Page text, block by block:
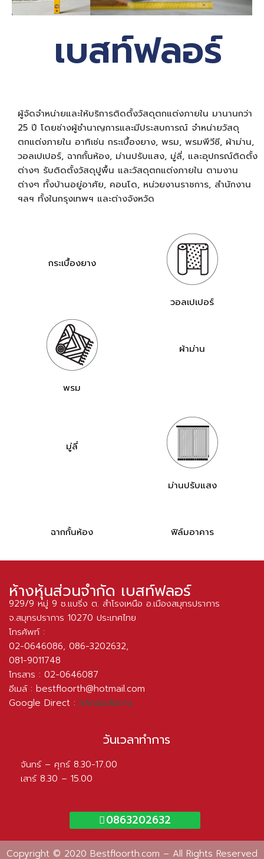
เบสท์ฟลอร์
ผู้จัดจำหน่ายและให้บริการติดตั้งวัสดุตกแต่งภายใน มานานกว่า
25 ปี โดยช่างผู้ชำนาญการและมีประสบการณ์ จำหน่ายวัสดุ
ตกแต่งภายใน อาทิเช่น กระเบื้องยาง, พรม, พรมพีวีซี, ผ้าม่าน,
วอลเปเปอร์, ฉากกั้นห้อง, ม่านปรับแสง, มู่ลี่, และอุปกรณ์ติดตั้ง
ต่างๆ รับติดตั้งวัสดุปูพื้น และวัสดุตกแต่งภายใน ตามงาน
ต่างๆ ทั้งบ้านอยู่อาศัย, คอนโด, หน่วยงานราชการ, สำนักงาน
ฯลฯ ทั้งในกรุงเทพฯ และต่างจังหวัด
กระเบื้องยาง
วอลเปเปอร์
พรม
ผ้าม่าน
มู่ลี่
ม่านปรับแสง
ฉากกั้นห้อง ฟิล์มอาคาร
ห้างหุ้นส่วนจำกัด เบสท์ฟลอร์
929/9 หมู่ 9 ซ.แบริ่ง ต. สำโรงเหนือ อ.เมืองสมุทรปราการ
จ.สมุทรปราการ 10270 ประเทศไทย
โทรศัพท์ :
02-0646086, 086-3202632,
081-9011748
โทรสาร : 02-0646087
อีเมล์ : bestfloorth@hotmail.com
Google Direct : คลิกขอเส้นทาง
วันเวลาทำการ
จันทร์ – ศุกร์ 8.30-17.00
เสาร์ 8.30 – 15.00
0863202632
Copyright © 2020 Bestfloorth.com – All Rights Reserved